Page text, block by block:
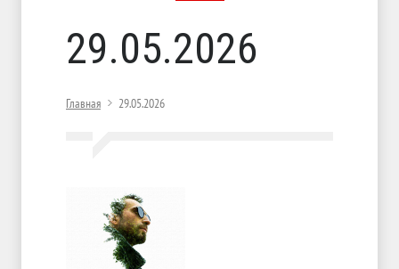
29.05.2026
Главная 29.05.2026